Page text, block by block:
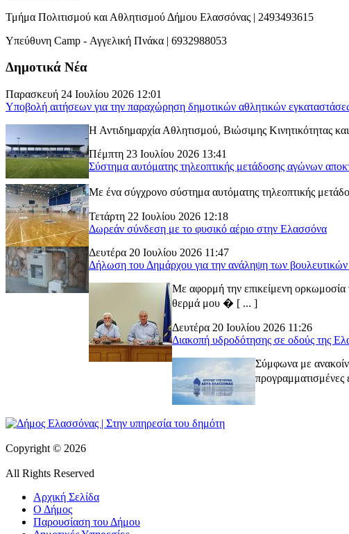
Τμήμα Πολιτισμού και Αθλητισμού Δήμου Ελασσόνας | 2493493615
Υπεύθυνη Camp - Αγγελική Πνάκα | 6932988053
Δημοτικά Νέα
Παρασκευή 24 Ιουλίου 2026 12:01
Υποβολή αιτήσεων για την παραχώρηση δημοτικών αθλητικών
Η Αντιδημαρχία Αθλητισμού, Βιώσιμης Κινητικότητας
Πέμπτη 23 Ιουλίου 2026 13:41
Σύστημα αυτόματης τηλεοπτικής μετάδοσης αγώνων
Με ένα σύγχρονο σύστημα αυτόματης τηλεοπτικής
Τετάρτη 22 Ιουλίου 2026 12:18
Δωρεάν σύνδεση με το φυσικό αέριο στην Ελασσόνα
Δευτέρα 20 Ιουλίου 2026 11:47
Δήλωση του Δημάρχου για την ανάληψη των
Με αφορμή την επικείμενη
θερμά μου � [ ... ]
Δευτέρα 20 Ιουλίου 2026 11:26
Διακοπή υδροδότησης σε οδούς της
Σύμφωνα με
Copyright © 2026
All Rights Reserved
Αρχική Σελίδα
Ο Δήμος
Παρουσίαση του Δήμου